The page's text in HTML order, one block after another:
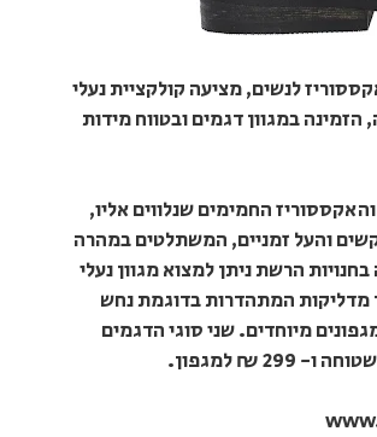
לנשים, מציעה קולקציית נעלי
במגוון דגמים ובטווח מידות
החמימים שנלווים אליו,
והעל זמניים, המשתלטים במהרה
הרשת ניתן למצוא מגוון נעלי
מדליקות המתהדרות בדוגמת נחש
מיוחדים. שני סוגי הדגמים